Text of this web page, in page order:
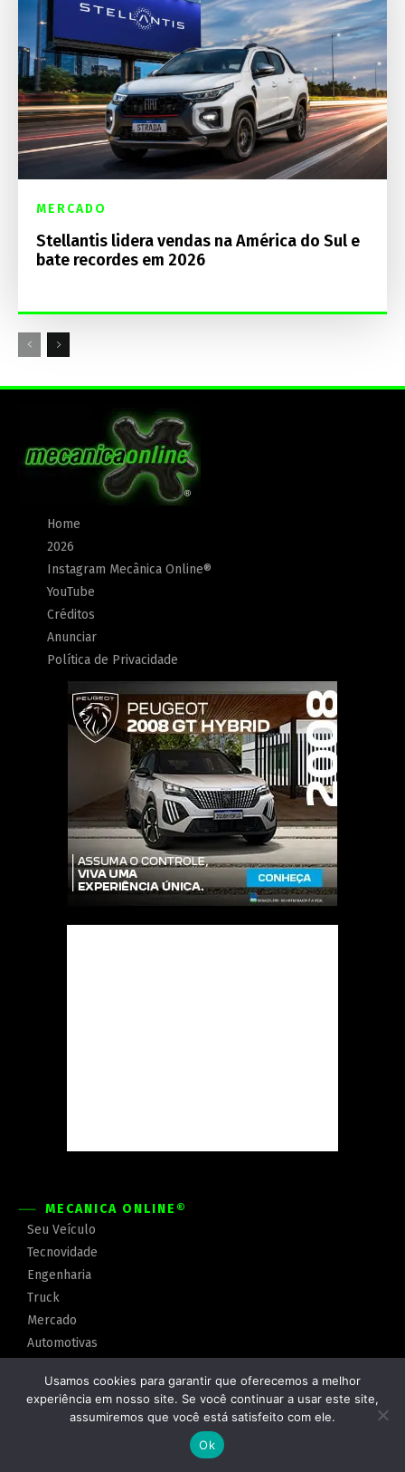
MERCADO
Stellantis lidera vendas na América do Sul e
bate recordes em 2026
Home
2026
Instagram Mecânica Online®
YouTube
Créditos
Anunciar
Política de Privacidade
MECÂNICA ONLINE®
Seu Veículo
Tecnovidade
Engenharia
Truck
Mercado
Automotivas
Insta
Usamos cookies para garantir que oferecemos a melhor
experiência em nosso site. Se você continuar a usar este site,
assumiremos que você está satisfeito com ele.
Ok